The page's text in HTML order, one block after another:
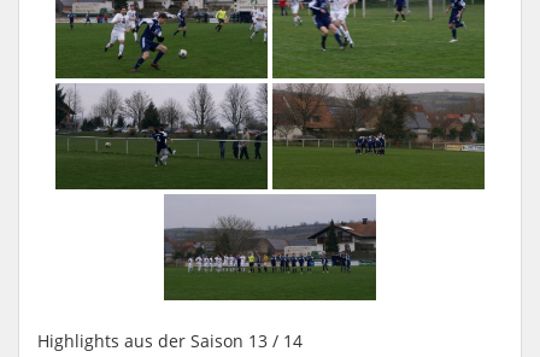
Highlights aus der Saison 13 / 14